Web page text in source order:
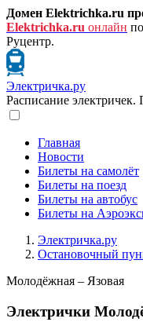
Домен Elektrichka.ru
Elektrichka.ru онлайн
Руцентр.
Электричка.ру
Расписание
Главная
Новости
Билеты на самолёт
Билеты на поезд
Билеты на автобус
Билеты на
Электричка.ру
Остановочный
Молодёжная – Язовая
Электрички